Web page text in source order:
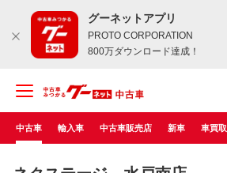
グーネットアプリ
PROTO CORPORATION
800万ダウンロード達成！
中古車 輸入車 中古車販売店 新車 車買取